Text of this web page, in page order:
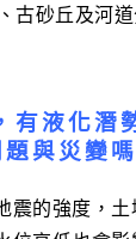
古砂丘及河
有液化潛
與災變
震的強度，